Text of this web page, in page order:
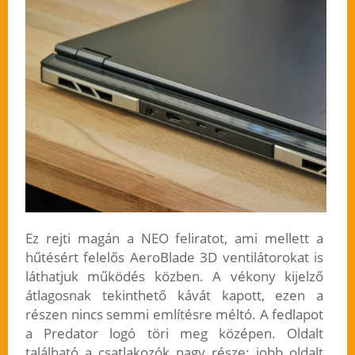
Ez rejti magán a NEO feliratot, ami mellett a
hűtésért felelős AeroBlade 3D ventilátorokat is
láthatjuk működés közben. A vékony kijelző
átlagosnak tekinthető kávát kapott, ezen a
részen nincs semmi említésre méltó. A fedlapot
a Predator logó töri meg középen. Oldalt